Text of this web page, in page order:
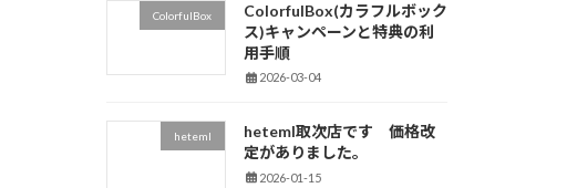
ColorfulBox
ColorfulBox(カラフルボック
ス)キャンペーンと特典の利
用手順
2026-03-04
heteml
heteml取次店です 価格改
定がありました。
2026-01-15